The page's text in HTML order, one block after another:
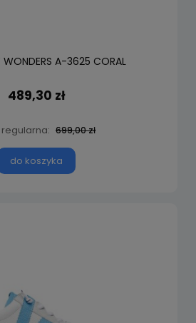
WONDERS A-3625 CORAL
489,30 zł
699,00 zł
do koszyka